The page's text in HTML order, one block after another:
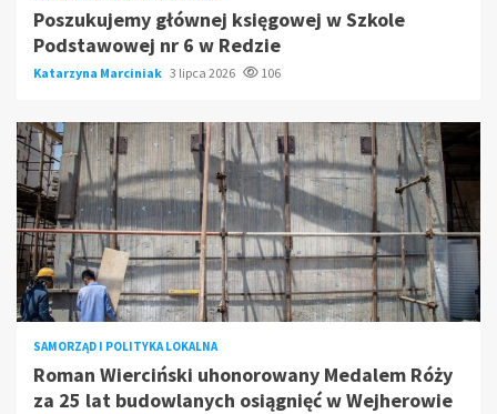
Poszukujemy głównej księgowej w Szkole
Podstawowej nr 6 w Redzie
Katarzyna Marciniak 3 lipca 2026 106
SAMORZĄD I POLITYKA LOKALNA
Roman Wierciński uhonorowany Medalem Róży
za 25 lat budowlanych osiągnięć w Wejherowie